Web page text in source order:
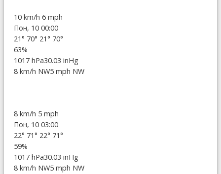
10 km/h 6 mph
Пон, 10 00:00
21° 70° 21° 70°
63%
1017 hPa30.03 inHg
8 km/h NW5 mph NW
8 km/h 5 mph
Пон, 10 03:00
22° 71° 22° 71°
59%
1017 hPa30.03 inHg
8 km/h NW5 mph NW